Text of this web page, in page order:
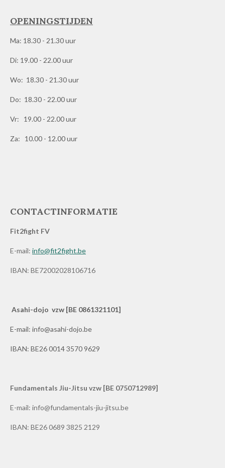
OPENINGSTIJDEN
Ma: 18.30 - 21.30 uur
Di: 19.00 - 22.00 uur
Wo: 18.30 - 21.30 uur
Do: 18.30 - 22.00 uur
Vr: 19.00 - 22.00 uur
Za: 10.00 - 12.00 uur
CONTACTINFORMATIE
Fit2fight FV
E-mail: info@fit2fight.be
IBAN: BE72002028106716
Asahi-dojo vzw [BE 0861321101]
E-mail: info@asahi-dojo.be
IBAN: BE26 0014 3570 9629
Fundamentals Jiu-Jitsu vzw [BE 0750712989]
E-mail: info@fundamentals-jiu-jitsu.be
IBAN: BE26 0689 3825 2129